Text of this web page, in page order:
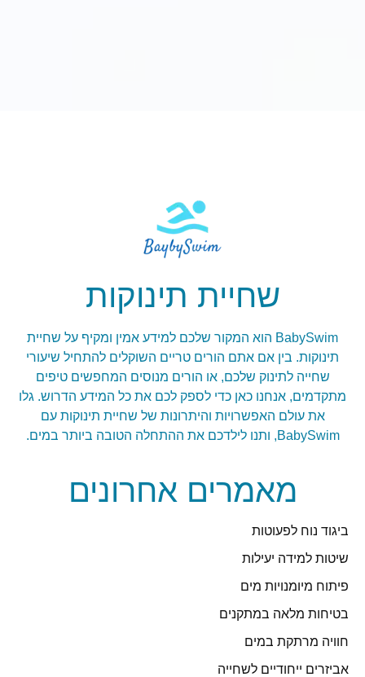
שחיית תינוקות
BabySwim הוא המקור שלכם למידע אמין ומקיף על שחיית
תינוקות. בין אם אתם הורים טריים השוקלים להתחיל שיעורי
שחייה לתינוק שלכם, או הורים מנוסים המחפשים טיפים
מתקדמים, אנחנו כאן כדי לספק לכם את כל המידע הדרוש. גלו
את עולם האפשרויות והיתרונות של שחיית תינוקות עם
BabySwim, ותנו לילדכם את ההתחלה הטובה ביותר במים.
מאמרים אחרונים
ביגוד נוח לפעוטות
שיטות למידה יעילות
פיתוח מיומנויות מים
בטיחות מלאה במתקנים
חוויה מרתקת במים
אביזרים ייחודיים לשחייה